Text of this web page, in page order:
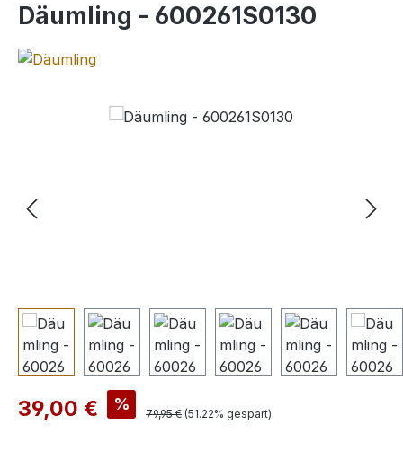
Däumling - 600261S0130
Bildergalerie überspringen
Verkaufspreis:
39,00 € % Regulärer Preis:
79,95 € (51.22% gespart)